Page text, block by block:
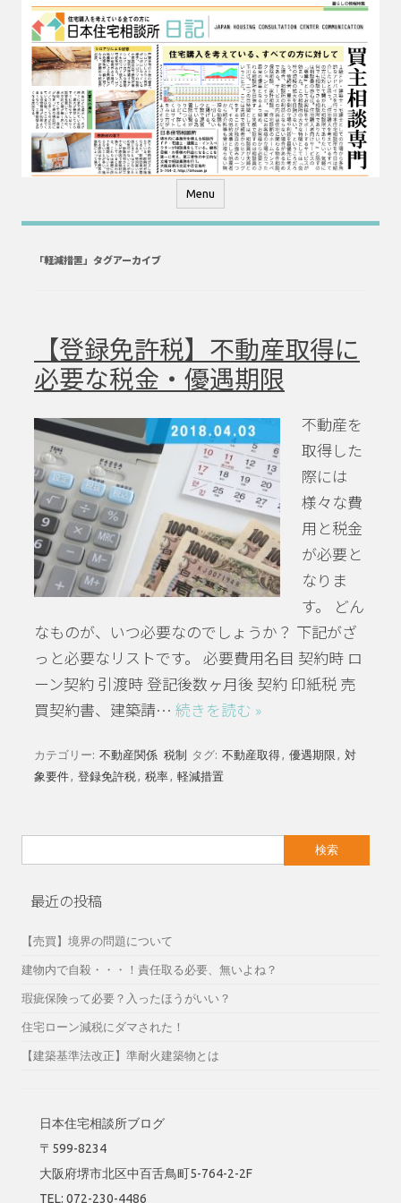
コ
テ
ン
ツ
へ
ス
キ
ッ
プ
Menu
「軽減措置」タグアーカイブ
【登録免許税】不動産取得に
必要な税金・優遇期限
不動産を
取得した
際には
様々な費
用と税金
が必要と
なりま
す。 どん
なものが、いつ必要なのでしょうか？ 下記がざ
っと必要なリストです。 必要費用名目 契約時 ロ
ーン契約 引渡時 登記後数ヶ月後 契約 印紙税 売
買契約書、建築請… 続きを読む »
カテゴリー: 不動産関係 税制 タグ: 不動産取得, 優遇期限 , 対
象要件, 登録免許税 , 税率, 軽減措置
索:
最近の投稿
【売買】境界の問題について
建物内で自殺・・・！責任取る必要、無いよね？
瑕疵保険って必要？入ったほうがいい？
住宅ローン減税にダマされた！
【建築基準法改正】準耐火建築物とは
日本住宅相談所ブログ
〒599-8234
大阪府堺市北区中百舌鳥町5-764-2-2F
TEL: 072-230-4486